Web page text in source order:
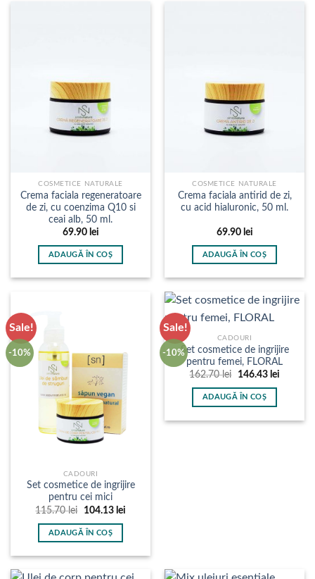
COSMETICE NATURALE
Crema faciala regeneratoare
de zi, cu coenzima Q10 si
ceai alb, 50 ml.
69.90 lei
ADAUGĂ ÎN COȘ
COSMETICE NATURALE
Crema faciala antirid de zi,
cu acid hialuronic, 50 ml.
69.90 lei
ADAUGĂ ÎN COȘ
Sale!
-10%
CADOURI
Set cosmetice de ingrijire
pentru cei mici
115.70lei
Prețul
a
fost:
104.13 leiPrețul
ADAUGĂ ÎN COȘ
Sale!
-10%
CADOURI
Set cosmetice de ingrijire
pentru femei, FLORAL
162.70lei
Prețul
a
fost:
146.43 leiPrețul
ADAUGĂ ÎN COȘ